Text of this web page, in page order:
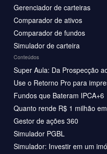
Gerenciador de carteiras
Comparador de ativos
Comparador de fundos
Simulador de carteira
Conteúdos
Super Aula: Da Prospecção
Use o Retorno Pro para
Fundos que Bateram IPCA+6
Quanto rende R$ 1 milhão
Gestor de ações 360
Simulador PGBL
Simulador: Investir em um